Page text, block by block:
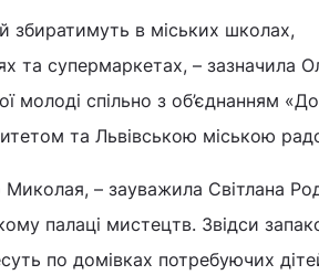
збиратимуть в міських школах,
та супермаркетах, – зазначила
молоді спільно з об’єднанням
та Львівською міською
– зауважила Світлана
палаці мистецтв. Звідси
по домівках потребуючих